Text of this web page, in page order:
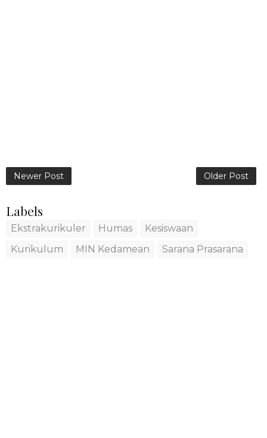
Newer Post Older Post
Labels
Ekstrakurikuler Humas
Kesiswaan
Kurikulum
MIN Kedamean Sarana Prasarana